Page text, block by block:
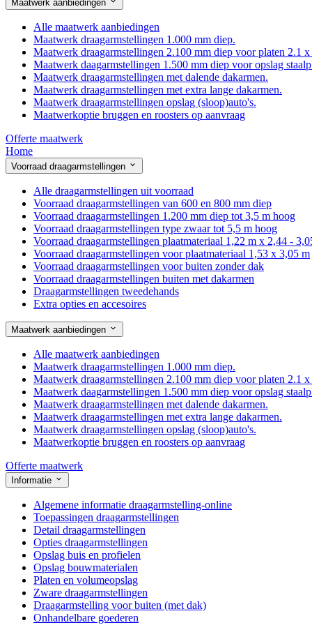
Maatwerk aanbiedingen
Alle maatwerk aanbiedingen
Maatwerk draagarmstellingen 1.000 mm diep.
Maatwerk draagarmstellingen 2.100 mm diep voor platen 2.1 x
Maatwerk daagarmstellingen 1.500 mm diep voor opslag
Maatwerk draagarmstellingen met dalende dakarmen.
Maatwerk draagarmstellingen met extra lange dakarmen.
Maatwerk draagarmstellingen opslag (sloop)auto's.
Maatwerkoptie bruggen en roosters op aanvraag
Offerte maatwerk
Home
Voorraad draagarmstellingen
Alle draagarmstellingen uit voorraad
Voorraad draagarmstellingen van 600 en 800 mm diep
Voorraad draagarmstellingen 1.200 mm diep tot 3,5 m hoog
Voorraad draagarmstellingen type zwaar tot 5,5 m hoog
Voorraad draagarmstellingen plaatmateriaal 1,22 m x 2,44 -
Voorraad draagarmstellingen voor plaatmateriaal 1,53 x 3,05 m
Voorraad draagarmstellingen voor buiten zonder dak
Voorraad draagarmstellingen buiten met dakarmen
Draagarmstellingen tweedehands
Extra opties en accesoires
Maatwerk aanbiedingen
Alle maatwerk aanbiedingen
Maatwerk draagarmstellingen 1.000 mm diep.
Maatwerk draagarmstellingen 2.100 mm diep voor platen 2.1 x
Maatwerk daagarmstellingen 1.500 mm diep voor opslag
Maatwerk draagarmstellingen met dalende dakarmen.
Maatwerk draagarmstellingen met extra lange dakarmen.
Maatwerk draagarmstellingen opslag (sloop)auto's.
Maatwerkoptie bruggen en roosters op aanvraag
Offerte maatwerk
Informatie
Algemene informatie draagarmstelling-online
Toepassingen draagarmstellingen
Detail draagarmstellingen
Opties draagarmstellingen
Opslag buis en profielen
Opslag bouwmaterialen
Platen en volumeopslag
Zware draagarmstellingen
Draagarmstelling voor buiten (met dak)
Onhandelbare goederen